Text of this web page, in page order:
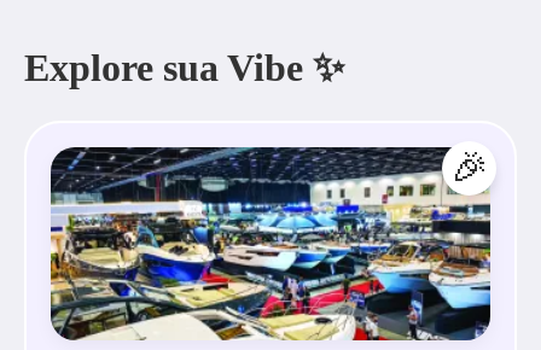
Explore sua Vibe ✨
🎉